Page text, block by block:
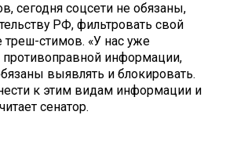
сегодня соцсети не обязаны,
РФ, фильтровать свой
треш-стимов. «У нас уже
информации,
выявлять и блокировать.
к этим видам информации и
сенатор.